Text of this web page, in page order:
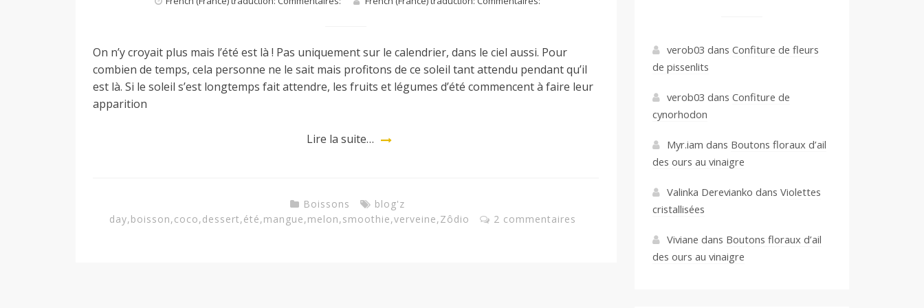
n
On n’y croyait plus mais l’été est là ! Pas uniquement sur le calendrier, dans le ciel aussi. Pour
combien de temps, cela personne ne le sait mais profitons de ce soleil tant attendu pendant qu’il
est là. Si le soleil s’est longtemps fait attendre, les fruits et légumes d’été commencent à faire leur
apparition
Lire la suite…
Boissons
blog'z
day,boisson,coco,dessert,été,mangue,melon,smoothie,verveine,Zôdio 2 commentaires
verob03 dans Confiture de fleurs
de pissenlits
verob03 dans Confiture de
cynorhodon
Myr.iam dans Boutons floraux d’ail
des ours au vinaigre
Valinka Derevianko dans Violettes
cristallisées
Viviane dans Boutons floraux d’ail
des ours au vinaigre